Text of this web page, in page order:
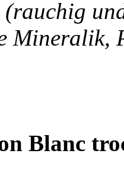
Mineralik,
Blanc